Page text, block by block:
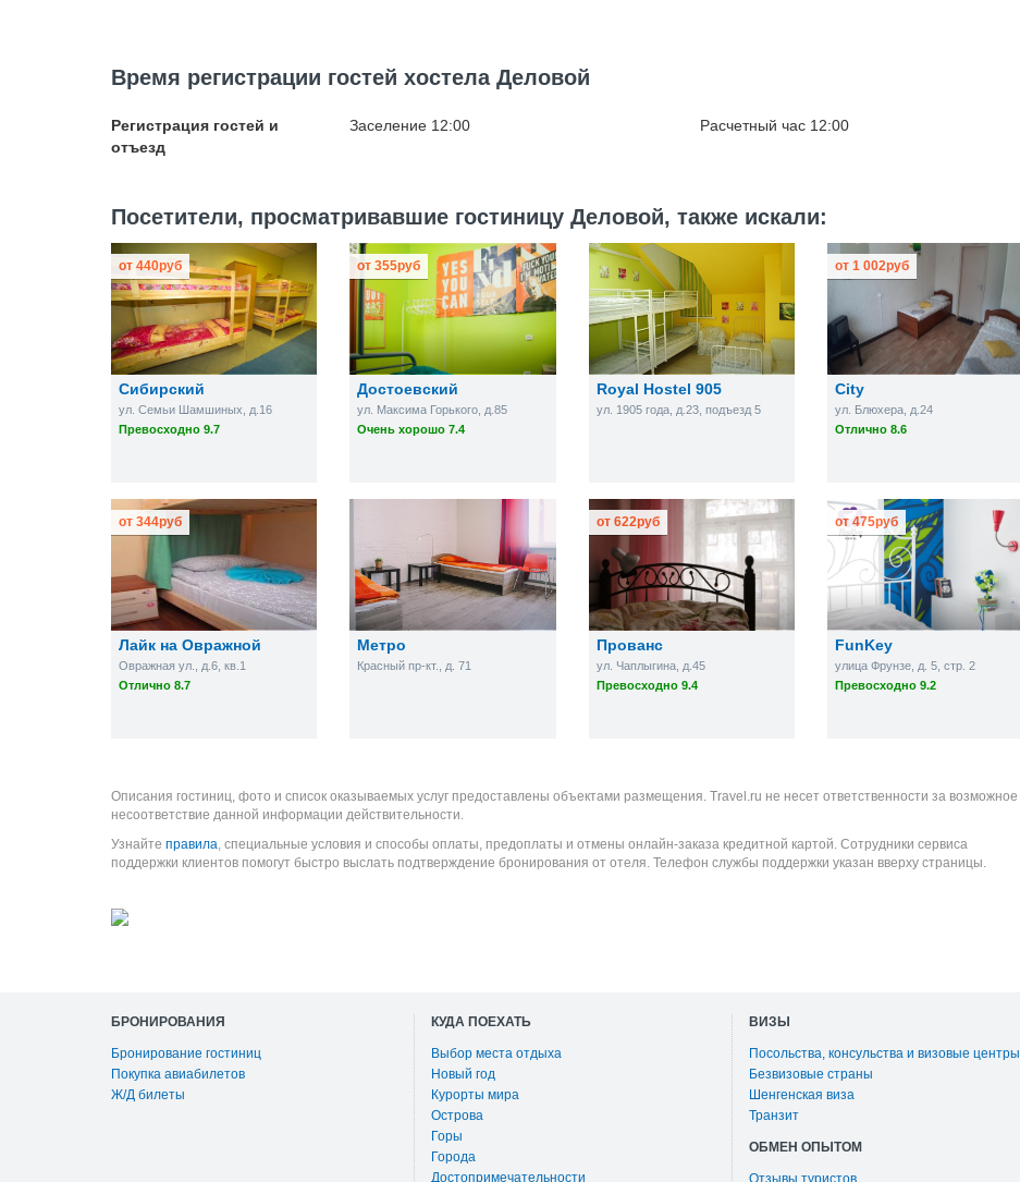
Время регистрации гостей хостела Деловой
Регистрация гостей и
отъезд
Заселение 12:00 Расчетный час 12:00
Посетители, просматривавшие гостиницу Деловой, также искали:
Сибирский
ул. Семьи Шамшиных, д.16
Превосходно 9.7
от 440руб
Достоевский
ул. Максима Горького, д.85
Очень хорошо 7.4
от355руб
Royal Hostel 905
ул. 1905 года, д.23, подъезд 5
City
ул. Блюхера, д.24
Отлично 8.6
от1 002руб
Лайк на Овражной
Овражная ул., д.6, кв.1
Отлично 8.7
от 344руб
Метро
Красный пр-кт., д. 71
Прованс
ул. Чаплыгина, д.45
Превосходно 9.4
от 622руб
FunKey
улица Фрунзе, д. 5, стр. 2
Превосходно 9.2
от475руб
Описания гостиниц, фото и список оказываемых услуг предоставлены объектами размещения. Travel.ru не несет ответственности за возможное
несоответствие данной информации действительности.
Узнайте правила, специальные условия и способы оплаты, предоплаты и отмены онлайн-заказа кредитной картой. Сотрудники сервиса
поддержки клиентов помогут быстро выслать подтверждение бронирования от отеля. Телефон службы поддержки указан вверху страницы.
БРОНИРОВАНИЯ
Бронирование гостиниц
Покупка авиабилетов
Ж/Д билеты
КУДА ПОЕХАТЬ
Выбор места отдыха
Новый год
Курорты мира
Острова
Горы
Города
Достопримечательности
ВИЗЫ
Посольства, консульства и визовые центры
Безвизовые страны
Шенгенская виза
Транзит
ОБМЕН ОПЫТОМ
Отзывы туристов